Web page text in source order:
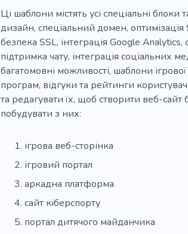
Ці шаблони містять усі спеціальні
дизайн, спеціальний домен, оптимізація
безпека SSL, інтеграція Google
підтримка чату, інтеграція соціальних
багатомовні можливості, шаблони
програм, відгуки та рейтинги
та редагувати їх, щоб створити веб-
побудувати з них:
ігрова веб-сторінка
ігровий портал
аркадна платформа
сайт кіберспорту
портал дитячого майданчика